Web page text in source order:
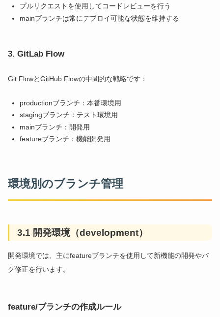
プルリクエストを使用してコードレビューを行う
mainブランチは常にデプロイ可能な状態を維持する
3. GitLab Flow
Git FlowとGitHub Flowの中間的な戦略です：
productionブランチ：本番環境用
stagingブランチ：テスト環境用
mainブランチ：開発用
featureブランチ：機能開発用
環境別のブランチ管理
3.1 開発環境（development）
開発環境では、主にfeatureブランチを使用して新機能の開発やバ
グ修正を行います。
feature/ブランチの作成ルール